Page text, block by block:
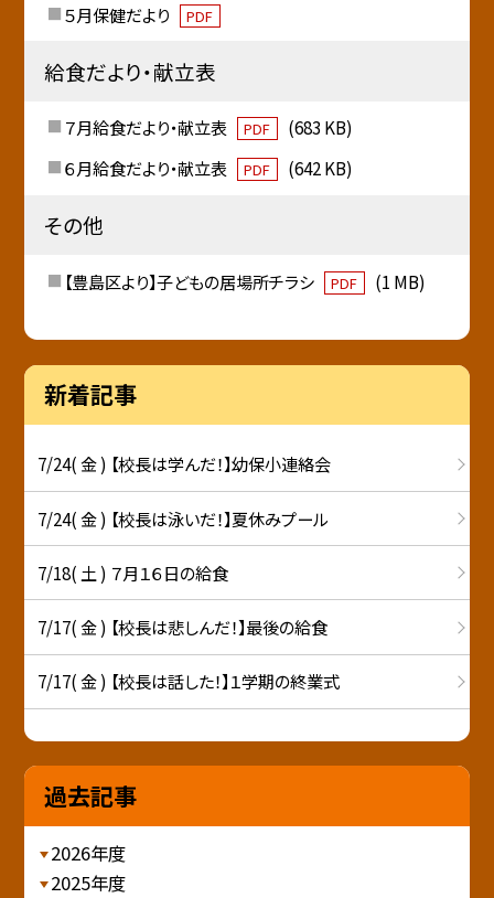
５月保健だより PDF
給食だより・献立表
７月給食だより・献立表 PDF
(683 KB)
６月給食だより・献立表
PDF (642 KB)
その他
【豊島区より】子どもの居場所チラシ PDF (1 MB)
新着記事
7/24( 金 ) 【校長は学んだ！】幼保小連絡会
7/24( 金 ) 【校長は泳いだ！】夏休みプール
7/18( 土 ) ７月１６日の給食
7/17( 金 ) 【校長は悲しんだ！】最後の給食
7/17( 金 ) 【校長は話した！】１学期の終業式
過去記事
2026年度
2025年度